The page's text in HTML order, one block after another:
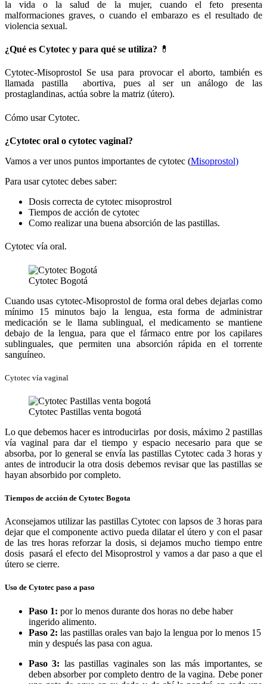
la vida o la salud de la mujer, cuando el feto presenta
malformaciones graves, o cuando el embarazo es el resultado de
violencia sexual.
¿Qué es Cytotec y para qué se utiliza? 💊
Cytotec-Misoprostol Se usa para provocar el aborto, también es
llamada pastilla abortiva, pues al ser un análogo de las
prostaglandinas, actúa sobre la matriz (útero).
Cómo usar Cytotec.
¿Cytotec oral o cytotec vaginal?
Vamos a ver unos puntos importantes de cytotec (Misoprostol)
Para usar cytotec debes saber:
Dosis correcta de cytotec misoprostrol
Tiempos de acción de cytotec
Como realizar una buena absorción de las pastillas.
Cytotec vía oral.
Cytotec Bogotá
Cuando usas cytotec-Misoprostol de forma oral debes dejarlas como
mínimo 15 minutos bajo la lengua, esta forma de administrar
medicación se le llama sublingual, el medicamento se mantiene
debajo de la lengua, para que el fármaco entre por los capilares
sublinguales, que permiten una absorción rápida en el torrente
sanguíneo.
Cytotec vía vaginal
Cytotec Pastillas venta bogotá
Lo que debemos hacer es introducirlas por dosis, máximo 2 pastillas
vía vaginal para dar el tiempo y espacio necesario para que se
absorba, por lo general se envía las pastillas Cytotec cada 3 horas y
antes de introducir la otra dosis debemos revisar que las pastillas se
hayan absorbido por completo.
Tiempos de acción de Cytotec Bogota
Aconsejamos utilizar las pastillas Cytotec con lapsos de 3 horas para
dejar que el componente activo pueda dilatar el útero y con el pasar
de las tres horas reforzar la dosis, si dejamos mucho tiempo entre
dosis pasará el efecto del Misoprostrol y vamos a dar paso a que el
útero se cierre.
Uso de Cytotec paso a paso
Paso 1: por lo menos durante dos horas no debe haber
ingerido alimento.
Paso 2: las pastillas orales van bajo la lengua por lo menos 15
min y después las pasa con agua.
Paso 3: las pastillas vaginales son las más importantes, se
deben absorber por completo dentro de la vagina. Debe poner